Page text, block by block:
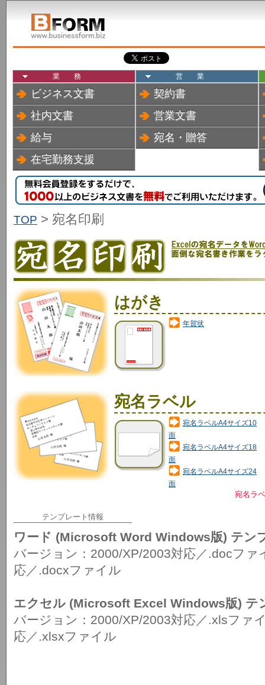
業務
ビジネス文書
社内文書
給与
在宅勤務支援
営業
契約書
営業文書
宛名・贈答
TOP > 宛名印刷
はがき
年賀状
宛名ラベル
宛名ラベルA4サイズ10
面
宛名ラベルA4サイズ18
面
宛名ラベルA4サイズ24
面
宛名ラ
テンプレート情報
ワード (Microsoft Word Windows版) テン
バージョン：2000/XP/2003対応／.doc
応／.docxファイル
エクセル (Microsoft Excel Windows版) テ
バージョン：2000/XP/2003対応／.xlsフ
応／.xlsxファイル